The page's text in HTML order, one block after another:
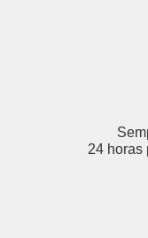
24 horas